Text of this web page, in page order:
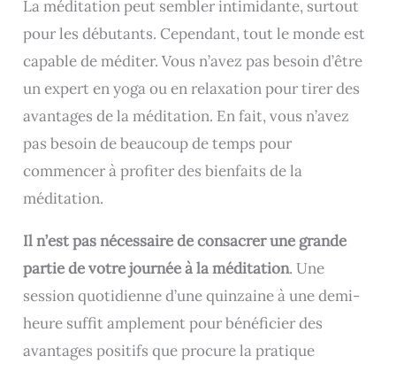
La méditation peut sembler intimidante, surtout
pour les débutants. Cependant, tout le monde est
capable de méditer. Vous n’avez pas besoin d’être
un expert en yoga ou en relaxation pour tirer des
avantages de la méditation. En fait, vous n’avez
pas besoin de beaucoup de temps pour
commencer à profiter des bienfaits de la
méditation.
Il n’est pas nécessaire de consacrer une grande
partie de votre journée à la méditation. Une
session quotidienne d’une quinzaine à une demi-
heure suffit amplement pour bénéficier des
avantages positifs que procure la pratique